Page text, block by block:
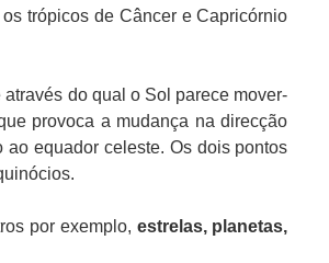
trópicos de Câncer e Capricórnio
do qual o Sol parece mover-
provoca a mudança na direcção
equador celeste. Os dois pontos
por exemplo, estrelas, planetas,